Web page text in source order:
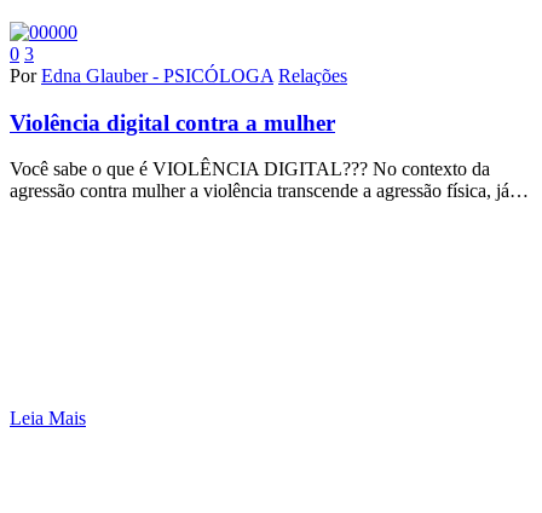
0 3
PorEdna Glauber - PSICÓLOGA Relações
Violência digital contra a mulher
Você sabe o que é VIOLÊNCIA DIGITAL??? No contexto da
agressão contra mulher a violência transcende a agressão física, já…
Leia Mais